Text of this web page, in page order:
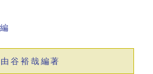
谷裕哉編著